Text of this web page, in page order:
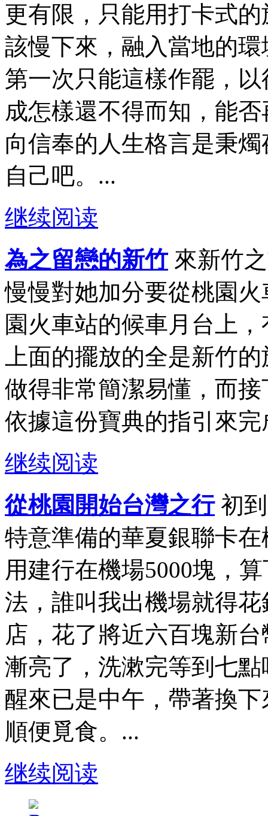
更有限，只能用打卡式
該慢下來，融入當地的
第一次只能這樣作罷，
成怎樣還不得而知，能
向信奉的人生格言是秉
自己吧。...
继续阅读
為之留戀的新竹 來新竹
慢慢對她加分要從桃園
園火車站的候車月台上
上面的擺放的全是新竹
做得非常簡潔易懂，而
依據這份寶典的指引來完
继续阅读
從桃園開始台灣之行初到
特意準備的華夏銀聯卡
用建行在機場5000塊，
法，誰叫我出機場就得
店，花了將近六百塊新
漸亮了，洗漱完等到七
醒來已是中午，帶著換
順便覓食。...
继续阅读